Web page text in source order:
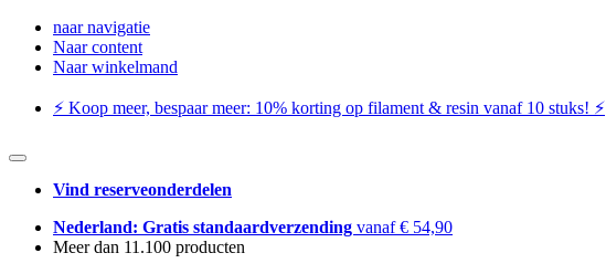
naar navigatie
Naar content
Naar winkelmand
⚡️ Koop meer, bespaar meer: ​​10% korting op filament & resin vanaf 10 stuks! ⚡️
Vind reserveonderdelen
Nederland: Gratis standaardverzending vanaf € 54,90
Meer dan 11.100 producten